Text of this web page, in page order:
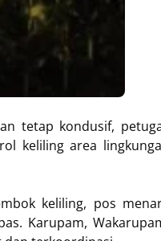
tetap kondusif,
keliling area
keliling, pos
Karupam,